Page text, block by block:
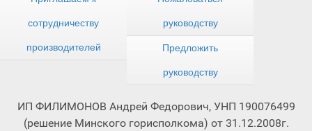
сотрудничеству
производителей
руководству
Предложить
руководству
ИП ФИЛИМОНОВ Андрей Федорович, УНП 190076499
(решение Минского горисполкома) от 31.12.2008г.